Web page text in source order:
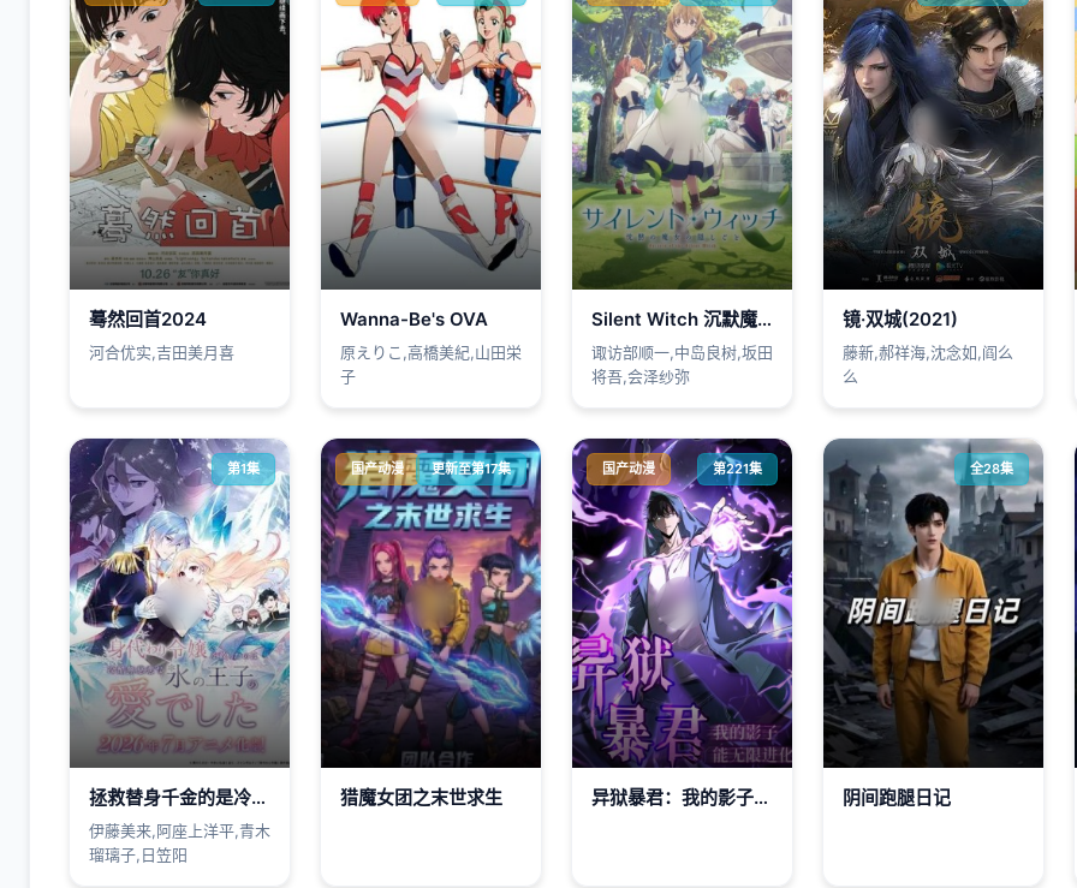
蓦然回首2024
河合优实,吉田美月喜
Wanna-Be's OVA
原えりこ,高橋美紀,山田栄
子
Silent Witch 沉默魔女的秘密
诹访部顺一,中岛良树,坂田
将吾,会泽纱弥
镜·双城(2021)
藤新,郝祥海,沈念如,阎么
么
第1集
拯救替身千金的是冷酷无情冰之王子的爱身代わり令嬢を救ったのは冷酷無慈悲な氷の王子の愛でした
伊藤美来,阿座上洋平,青木
瑠璃子,日笠阳
国产动漫 更新至第17集
猎魔女团之末世求生
国产动漫 第221集
异狱暴君：我的影子能无限进化
全28集
阴间跑腿日记